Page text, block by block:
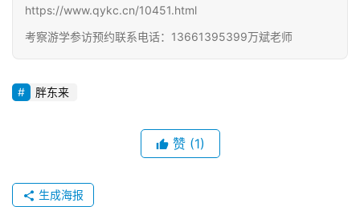
https://www.qykc.cn/10451.html
考察游学参访预约联系电话：13661395399万斌老师
胖东来
赞 (1)
生成海报